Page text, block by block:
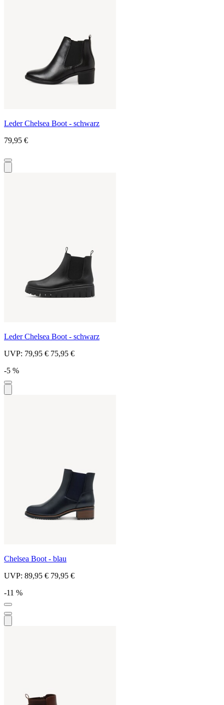
Leder Chelsea Boot - schwarz
79,95 €
Leder Chelsea Boot - schwarz
UVP: 79,95 € 75,95 €
-5 %
Chelsea Boot - blau
UVP: 89,95 € 79,95 €
-11 %